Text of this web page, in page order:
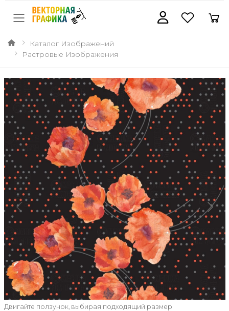
Каталог Изображений
Растровые Изображения
Двигайте ползунок, выбирая подходящий размер